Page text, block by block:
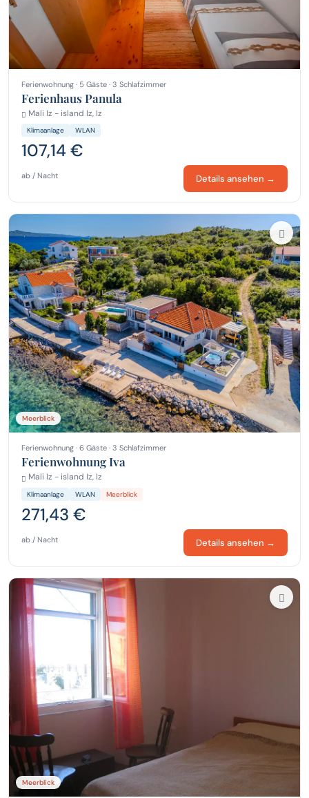
Ferienwohnung · 5 Gäste · 3 Schlafzimmer
Ferienhaus Panula
Mali Iz - island Iz, Iz
Klimaanlage WLAN
107,14 €
ab / Nacht Details ansehen →
Meerblick
Ferienwohnung · 6 Gäste · 3 Schlafzimmer
Ferienwohnung Iva
Mali Iz - island Iz, Iz
Klimaanlage WLAN Meerblick
271,43 €
ab / Nacht Details ansehen →
Meerblick